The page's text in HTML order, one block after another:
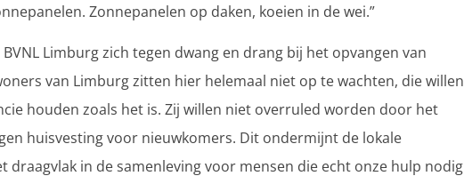
Zonnepanelen op daken, koeien in de wei.”
Limburg zich tegen dwang en drang bij het opvangen van
van Limburg zitten hier helemaal niet op te wachten, die willen
houden zoals het is. Zij willen niet overruled worden door het
huisvesting voor nieuwkomers. Dit ondermijnt de lokale
draagvlak in de samenleving voor mensen die echt onze hulp nodig